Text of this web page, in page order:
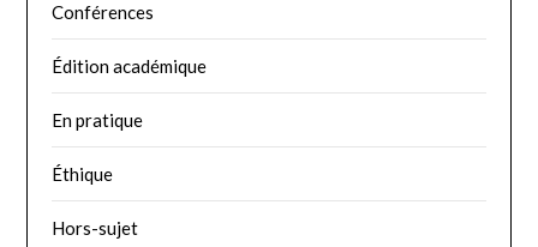
Conférences
Édition académique
En pratique
Éthique
Hors-sujet